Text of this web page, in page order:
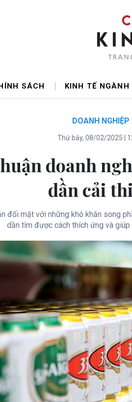
SÁCH KINH TẾ NGÀNH
DOANH NGHIỆP
Thứ bảy, 08/02/2025 |
doanh
dần cải
đối mặt với những khó khăn song
dần tìm được cách thích ứng và giúp